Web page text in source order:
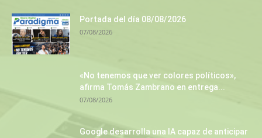
Portada del día 08/08/2026
07/08/2026
«No tenemos que ver colores políticos»,
afirma Tomás Zambrano en entrega...
07/08/2026
Google desarrolla una IA capaz de anticipar